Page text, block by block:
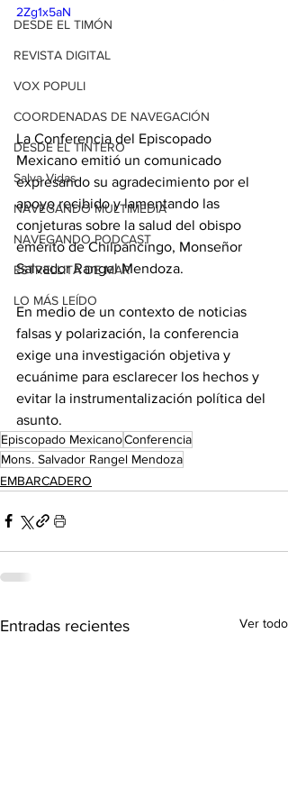
DESDE EL TIMÓN
REVISTA DIGITAL
VOX POPULI
COORDENADAS DE NAVEGACIÓN
DESDE EL TINTERO
Salva Vidas
NAVEGANDO MULTIMEDIA
NAVEGANDO PODCAST
ESTRELLITA DE MAR
LO MÁS LEÍDO
2Zg1x5aN
La Conferencia del Episcopado
Mexicano emitió un comunicado
expresando su agradecimiento por el
apoyo recibido y lamentando las
conjeturas sobre la salud del obispo
emérito de Chilpancingo, Monseñor
Salvador Rangel Mendoza.
En medio de un contexto de noticias
falsas y polarización, la conferencia
exige una investigación objetiva y
ecuánime para esclarecer los hechos y
evitar la instrumentalización política del
asunto.
Episcopado MexicanoConferencia
Mons. Salvador Rangel Mendoza
EMBARCADERO
Entradas recientes Ver todo